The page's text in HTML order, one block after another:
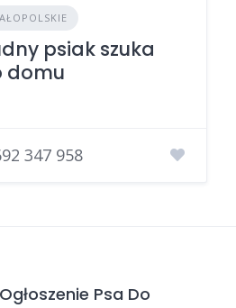
psiak szuka
domu
347 958
Psa Do